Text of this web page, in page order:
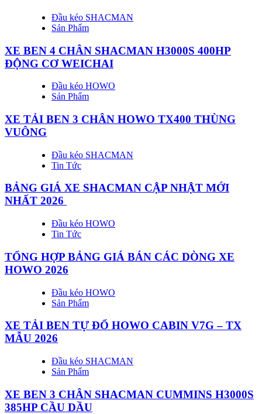
Đầu kéo SHACMAN
Sản Phẩm
XE BEN 4 CHÂN SHACMAN H3000S 400HP
ĐỘNG CƠ WEICHAI
Đầu kéo HOWO
Sản Phẩm
XE TẢI BEN 3 CHÂN HOWO TX400 THÙNG
VUÔNG
Đầu kéo SHACMAN
Tin Tức
BẢNG GIÁ XE SHACMAN CẬP NHẬT MỚI
NHẤT 2026
Đầu kéo HOWO
Tin Tức
TỔNG HỢP BẢNG GIÁ BÁN CÁC DÒNG XE
HOWO 2026
Đầu kéo HOWO
Sản Phẩm
XE TẢI BEN TỰ ĐỔ HOWO CABIN V7G – TX
MẪU 2026
Đầu kéo SHACMAN
Sản Phẩm
XE BEN 3 CHÂN SHACMAN CUMMINS H3000S
385HP CẦU DẦU